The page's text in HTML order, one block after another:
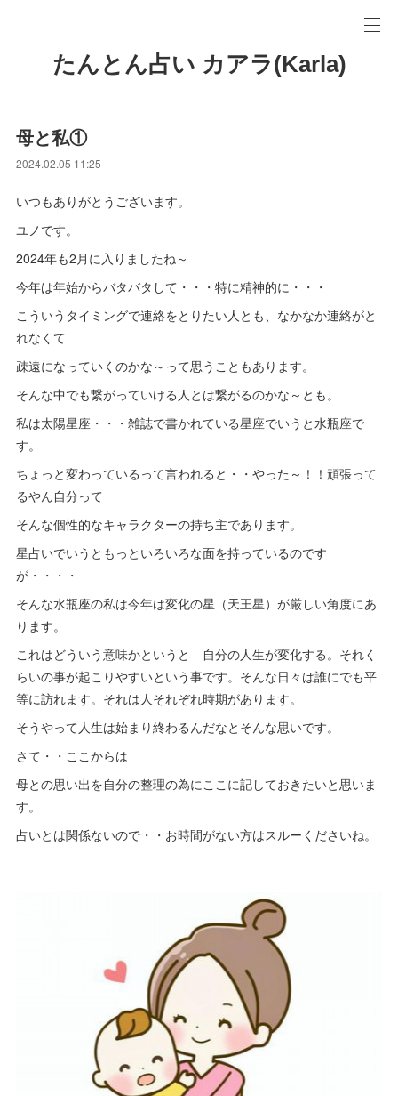
たんとん占い カアラ(Karla)
母と私①
2024.02.05 11:25
いつもありがとうございます。
ユノです。
2024年も2月に入りましたね～
今年は年始からバタバタして・・・特に精神的に・・・
こういうタイミングで連絡をとりたい人とも、なかなか連絡がと
れなくて
疎遠になっていくのかな～って思うこともあります。
そんな中でも繋がっていける人とは繋がるのかな～とも。
私は太陽星座・・・雑誌で書かれている星座でいうと水瓶座で
す。
ちょっと変わっているって言われると・・やった～！！頑張って
るやん自分って
そんな個性的なキャラクターの持ち主であります。
星占いでいうともっといろいろな面を持っているのです
が・・・・
そんな水瓶座の私は今年は変化の星（天王星）が厳しい角度にあ
ります。
これはどういう意味かというと 自分の人生が変化する。それく
らいの事が起こりやすいという事です。そんな日々は誰にでも平
等に訪れます。それは人それぞれ時期があります。
そうやって人生は始まり終わるんだなとそんな思いです。
さて・・ここからは
母との思い出を自分の整理の為にここに記しておきたいと思いま
す。
占いとは関係ないので・・お時間がない方はスルーくださいね。